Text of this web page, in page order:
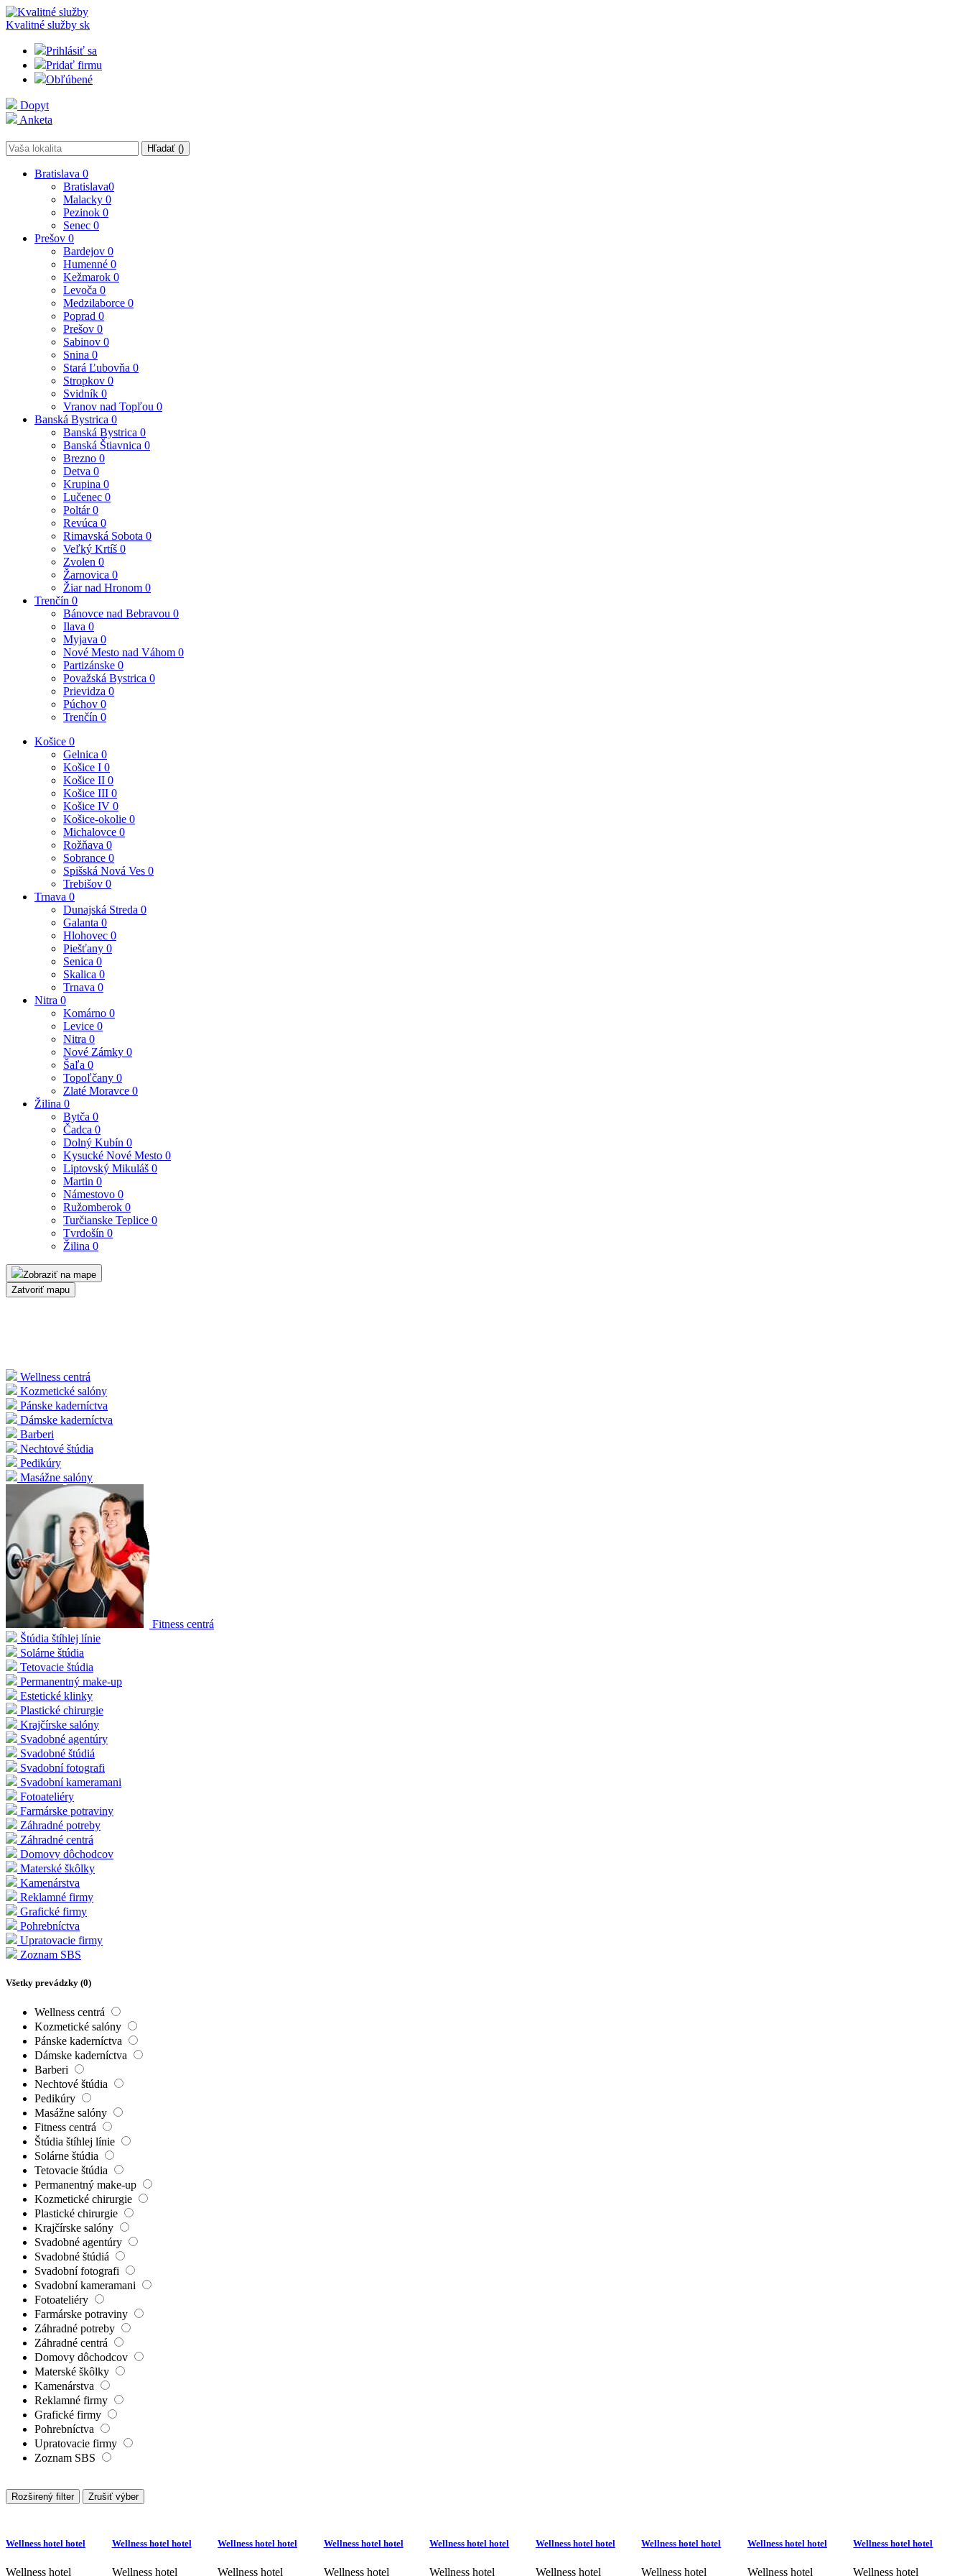
Kvalitné služby sk
Prihlásiť sa
Pridať firmu
Obľúbené
Dopyt
Anketa
Hľadať ()
Bratislava 0
Bratislava0
Malacky 0
Pezinok 0
Senec 0
Prešov 0
Bardejov 0
Humenné 0
Kežmarok 0
Levoča 0
Medzilaborce 0
Poprad 0
Prešov 0
Sabinov 0
Snina 0
Stará Ľubovňa 0
Stropkov 0
Svidník 0
Vranov nad Topľou 0
Banská Bystrica 0
Banská Bystrica 0
Banská Štiavnica 0
Brezno 0
Detva 0
Krupina 0
Lučenec 0
Poltár0
Revúca 0
Rimavská Sobota 0
Veľký Krtíš 0
Zvolen 0
Žarnovica 0
Žiar nad Hronom 0
Trenčín 0
Bánovce nad Bebravou 0
Ilava 0
Myjava 0
Nové Mesto nad Váhom 0
Partizánske 0
Považská Bystrica 0
Prievidza 0
Púchov 0
Trenčín 0
Košice 0
Gelnica 0
Košice I 0
Košice II 0
Košice III 0
Košice IV 0
Košice-okolie 0
Michalovce 0
Rožňava 0
Sobrance 0
Spišská Nová Ves 0
Trebišov 0
Trnava 0
Dunajská Streda 0
Galanta 0
Hlohovec 0
Piešťany 0
Senica 0
Skalica 0
Trnava 0
Nitra 0
Komárno 0
Levice 0
Nitra 0
Nové Zámky 0
Šaľa 0
Topoľčany 0
Zlaté Moravce 0
Žilina 0
Bytča 0
Čadca 0
Dolný Kubín 0
Kysucké Nové Mesto 0
Liptovský Mikuláš 0
Martin 0
Námestovo 0
Ružomberok 0
Turčianske Teplice 0
Tvrdošín 0
Žilina 0
Zobraziť na mape
Zatvoriť mapu
Wellness centrá
Kozmetické salóny
Pánske kaderníctva
Dámske kaderníctva
Barberi
Nechtové štúdia
Pedikúry
Masážne salóny
Fitness centrá
Štúdia štíhlej línie
Solárne štúdia
Tetovacie štúdia
Permanentný make-up
Estetické klinky
Plastické chirurgie
Krajčírske salóny
Svadobné agentúry
Svadobné štúdiá
Svadobní fotografi
Svadobní kameramani
Fotoateliéry
Farmárske potraviny
Záhradné potreby
Záhradné centrá
Domovy dôchodcov
Materské škôlky
Kamenárstva
Reklamné firmy
Grafické firmy
Pohrebníctva
Upratovacie firmy
Zoznam SBS
Všetky prevádzky (0)
Wellness centrá
Kozmetické salóny
Pánske kaderníctva
Dámske kaderníctva
Barberi
Nechtové štúdia
Pedikúry
Masážne salóny
Fitness centrá
Štúdia štíhlej línie
Solárne štúdia
Tetovacie štúdia
Permanentný make-up
Kozmetické chirurgie
Plastické chirurgie
Krajčírske salóny
Svadobné agentúry
Svadobné štúdiá
Svadobní fotografi
Svadobní kameramani
Fotoateliéry
Farmárske potraviny
Záhradné potreby
Záhradné centrá
Domovy dôchodcov
Materské škôlky
Kamenárstva
Reklamné firmy
Grafické firmy
Pohrebníctva
Upratovacie firmy
Zoznam SBS
Rozširený filter Zrušiť výber
Wellness hotel hotel
Wellness hotel
Wellness hotel hotel
Wellness hotel
Wellness hotel hotel
Wellness hotel
Wellness hotel hotel
Wellness hotel
Wellness hotel hotel
Wellness hotel
Wellness hotel hotel
Wellness hotel
Wellness hotel hotel
Wellness hotel
Wellness hotel hotel
Wellness hotel
Wellness hotel hotel
Wellness hotel